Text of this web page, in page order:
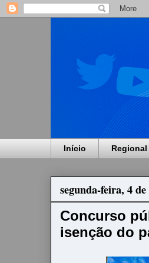
Início Regional
segunda-feira, 4
Concurso
isenção do